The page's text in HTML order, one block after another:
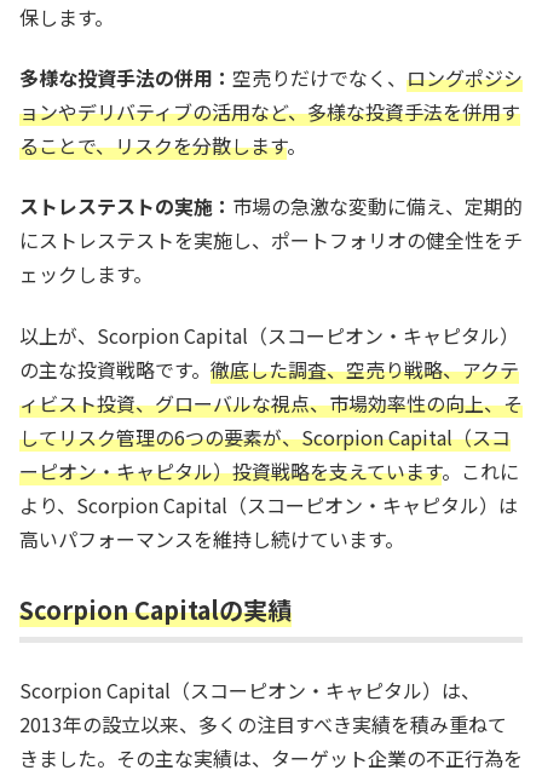
保します。
多様な投資手法の併用： 空売りだけでなく、 ロングポジシ
ョンやデリバティブの活用など、多様な投資手法を併用す
ることで、リスクを分散します。
ストレステストの実施： 市場の急激な変動に備え、定期的
にストレステストを実施し、ポートフォリオの健全性をチ
ェックします。
以上が、Scorpion Capital（スコーピオン・キャピタル）
の主な投資戦略です。 徹底した調査、空売り戦略、アクテ
ィビスト投資、グローバルな視点、市場効率性の向上、そ
してリスク管理の6つの要素が、Scorpion Capital（スコ
ーピオン・キャピタル）投資戦略を支えています。これに
より、Scorpion Capital（スコーピオン・キャピタル）は
高いパフォーマンスを維持し続けています。
Scorpion Capitalの実績
Scorpion Capital（スコーピオン・キャピタル）は、
2013年の設立以来、多くの注目すべき実績を積み重ねて
きました。その主な実績は、ターゲット企業の不正行為を